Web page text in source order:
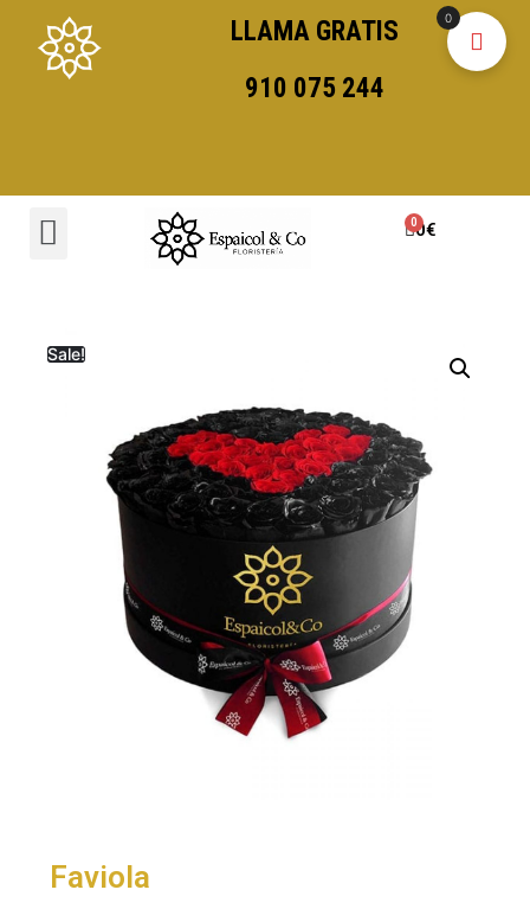
LLAMA GRATIS
910 075 244
0€
Sale!
Faviola
0